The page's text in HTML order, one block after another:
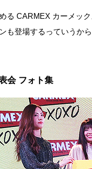
CARMEX カーメック
も登場するっていうか
会 フォト集